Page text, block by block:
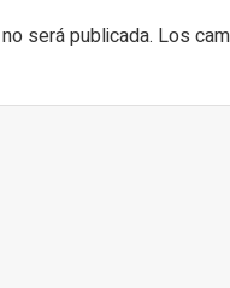
será publicada. Los